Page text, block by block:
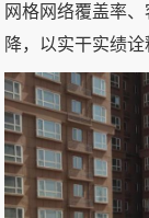
网格网络覆盖率
降，以实干实绩